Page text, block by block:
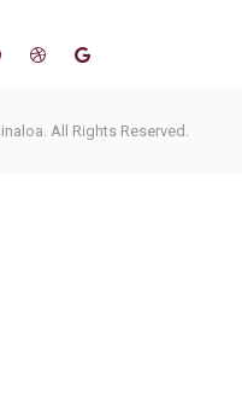
All Rights Reserved.